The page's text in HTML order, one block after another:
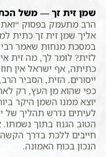
שמן זית זך — משל
הרב מתעמק בפסוק
אליך שמן זית זך כתית
במסכת מנחות שאמר רבי
לזית? לומר לך, מה זית
כתיתה, אף ישראל אין
ייסורים. הזית, הסביר
כפי שהוא מן העץ, רק
יוצא ממנו השמן היקר
לעיתים נדרש תהליך של
הטוב הגנוז בתוך
חייבים ללכת בדרך
הנכון בכוח האמונה.